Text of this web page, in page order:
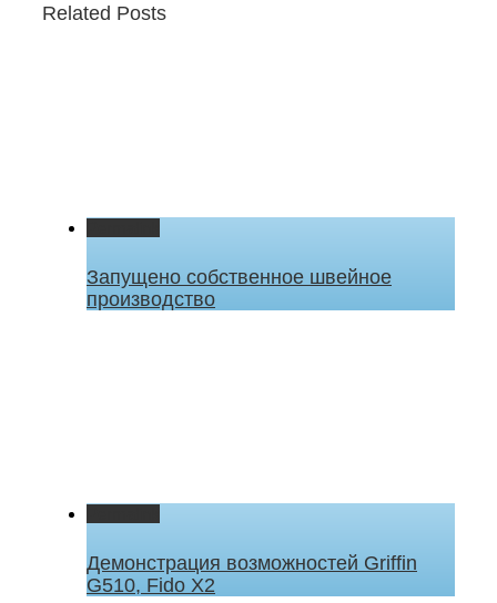
Related Posts
Запущено собственное швейное
производство
Демонстрация возможностей Griffin
G510, Fido X2